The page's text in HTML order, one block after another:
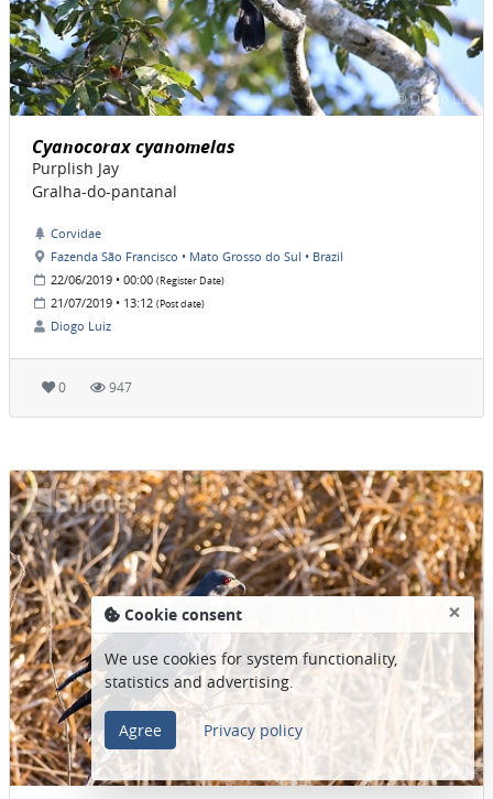
Cyanocorax cyanomelas
Purplish Jay
Gralha-do-pantanal
Corvidae
Fazenda São Francisco • Mato Grosso do Sul • Brazil
22/06/2019 • 00:00 (Register Date)
21/07/2019 • 13:12 (Post date)
Diogo Luiz
0 947
Cookie consent ×
We use cookies for system functionality,
statistics and advertising.
Agree Privacy policy